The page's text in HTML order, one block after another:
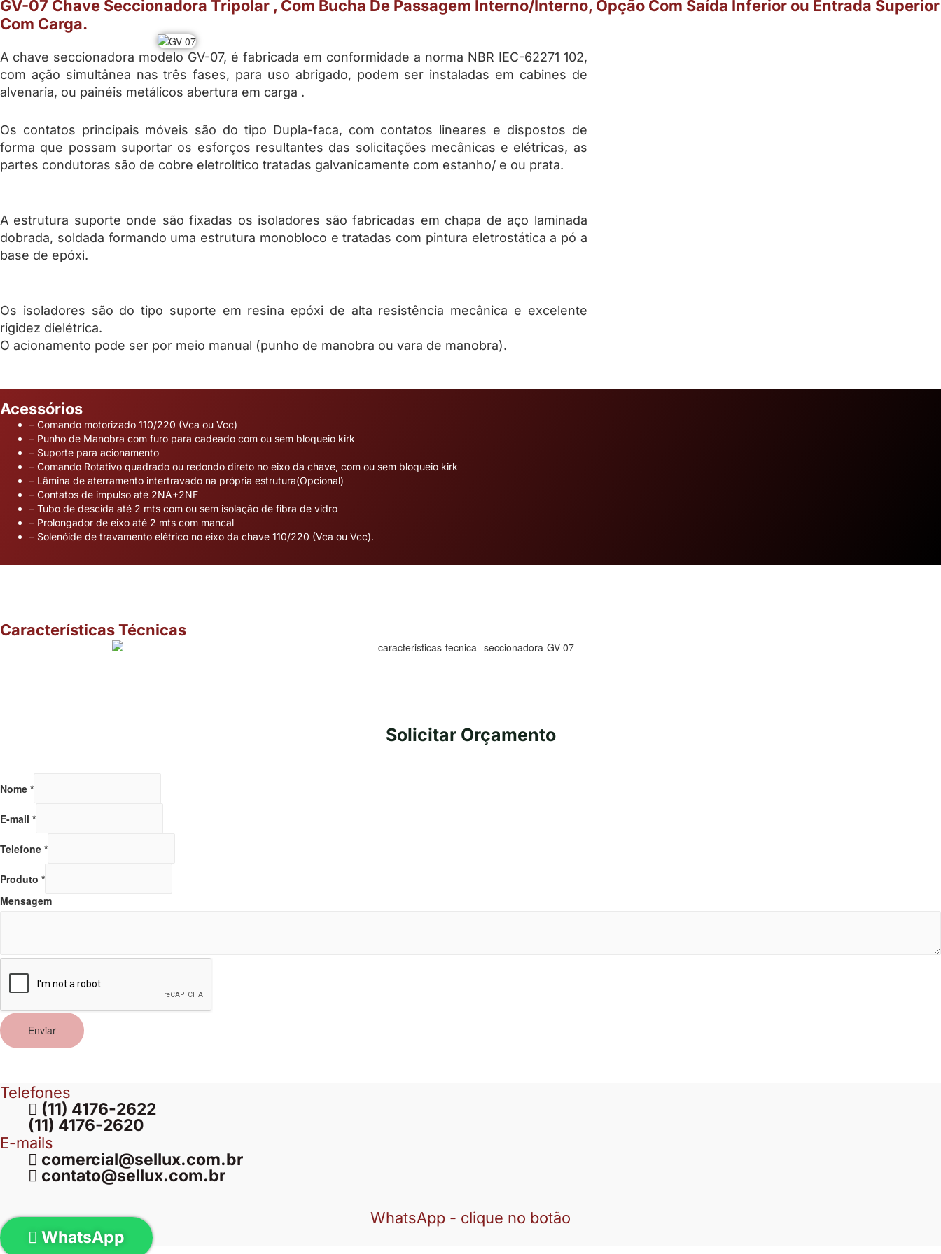
GV-07 Chave Seccionadora Tripolar , Com Bucha De Passagem Interno/Interno, Opção Com Saída Inferior ou Entrada Superior
Com Carga.
A chave seccionadora modelo GV-07, é fabricada em conformidade a norma NBR IEC-62271 102,
com ação simultânea nas três fases, para uso abrigado, podem ser instaladas em cabines de
alvenaria, ou painéis metálicos abertura em carga .
Os contatos principais móveis são do tipo Dupla-faca, com contatos lineares e dispostos de
forma que possam suportar os esforços resultantes das solicitações mecânicas e elétricas, as
partes condutoras são de cobre eletrolítico tratadas galvanicamente com estanho/ e ou prata.
A estrutura suporte onde são fixadas os isoladores são fabricadas em chapa de aço laminada
dobrada, soldada formando uma estrutura monobloco e tratadas com pintura eletrostática a pó a
base de epóxi.
Os isoladores são do tipo suporte em resina epóxi de alta resistência mecânica e excelente
rigidez dielétrica.
O acionamento pode ser por meio manual (punho de manobra ou vara de manobra).
Acessórios
– Comando motorizado 110/220 (Vca ou Vcc)
– Punho de Manobra com furo para cadeado com ou sem bloqueio kirk
– Suporte para acionamento
– Comando Rotativo quadrado ou redondo direto no eixo da chave, com ou sem bloqueio kirk
– Lâmina de aterramento intertravado na própria estrutura(Opcional)
– Contatos de impulso até 2NA+2NF
– Tubo de descida até 2 mts com ou sem isolação de fibra de vidro
– Prolongador de eixo até 2 mts com mancal
– Solenóide de travamento elétrico no eixo da chave 110/220 (Vca ou Vcc).
Características Técnicas
Solicitar Orçamento
Nome *
E-mail *
Telefone *
Produto *
Mensagem
Enviar
Telefones
(11) 4176-2622
(11) 4176-2620
E-mails
comercial@sellux.com.br
contato@sellux.com.br
WhatsApp - clique no botão
WhatsApp